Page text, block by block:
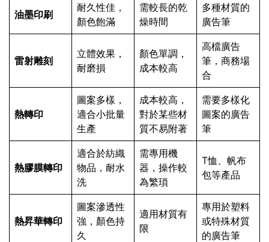
油墨印刷
耐久性佳，
顏色飽滿
需較長的乾
燥時間
多種材質的
廣告筆
雷射雕刻
立體效果，
耐磨損
顏色單調，
成本較高
高檔廣告
筆，商務場
合
熱轉印
圖案多樣，
適合小批量
生產
成本較高，
對於某些材
質不易附著
需要多樣化
圖案的廣告
筆
熱膠膜轉印
適合於紡織
物品，耐水
洗
需專用機
器，操作較
為繁瑣
T恤、帆布
包等產品
熱昇華轉印
圖案滲透性
強，顏色持
久
適用材質有
限
專用於塑料
或特殊材質
的廣告筆